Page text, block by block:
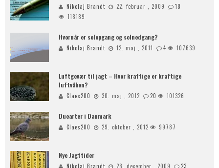
Nikolaj Brandt 22. februar , 2009
18
118189
Hvornår er solopgang og solnedgang?
Nikolaj Brandt 12. maj , 2011 4 107639
Luftgevær til jagt – Hvor kraftige er kraftige
luftvåben?
Claes200 30. maj , 2012 20 101326
Duearter i Danmark
Claes200 29. oktober , 2012 99787
Nye Jagttider
Nikolaj Brandt 28. december , 2009
23